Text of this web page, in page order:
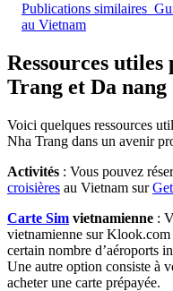
Publications similaires
au Vietnam
Ressources utiles
Trang et Da nang
Voici quelques ressources
Nha Trang dans un avenir
Activités : Vous pouvez
croisières au Vietnam sur
Carte Sim vietnamienne :
vietnamienne sur Klook.com
certain nombre d’aéroports
Une autre option consiste à
acheter une carte prépayée.